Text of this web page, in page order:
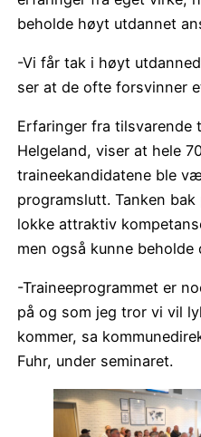
beholde høyt utdannet
-Vi får tak i høyt
ser at de ofte forsvinner
Erfaringer fra tilsvarende
Helgeland, viser at hele
traineekandidatene ble
programslutt. Tanken
lokke attraktiv
men også kunne
-Traineeprogrammet er
på og som jeg tror vi vil
kommer, sa
Fuhr, under seminaret.